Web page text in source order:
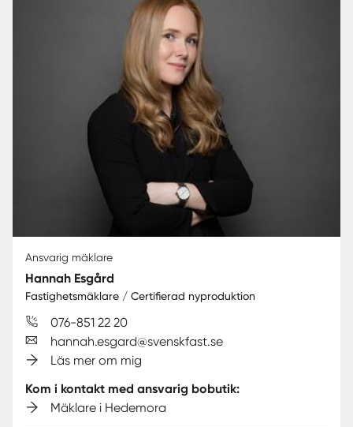
Ansvarig mäklare
Hannah Esgård
Fastighetsmäklare / Certifierad nyproduktion
076-851 22 20
hannah.esgard@svenskfast.se
Läs mer om mig
Kom i kontakt med ansvarig bobutik:
Mäklare i Hedemora